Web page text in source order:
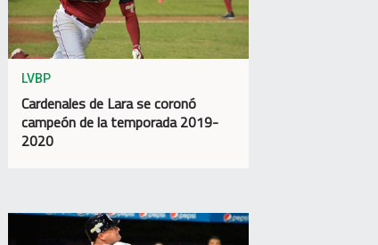
LVBP
Cardenales de Lara se coronó
campeón de la temporada 2019-
2020